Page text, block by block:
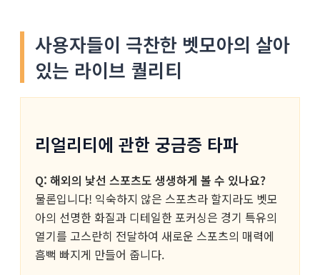
사용자들이 극찬한 벳모아의 살아
있는 라이브 퀄리티
리얼리티에 관한 궁금증 타파
Q: 해외의 낯선 스포츠도 생생하게 볼 수 있나요?
물론입니다! 익숙하지 않은 스포츠라 할지라도 벳모
아의 선명한 화질과 디테일한 포커싱은 경기 특유의
열기를 고스란히 전달하여 새로운 스포츠의 매력에
흠뻑 빠지게 만들어 줍니다.